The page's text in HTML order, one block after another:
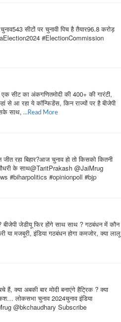
सीटों पर चुनावी पिच है तैयार96.8 करोड़
#ElectionCommission
सीट का अंकगणितमोदी की 400+ की गारंटी,
से आ रहा ये कॉन्फिडेंस, किन राज्यों पर है बीजेपी
साथ, ...Read More
रहा बिहार?आज चुनाव हो तो किसको कितनी
के साथ@TaritPrakash @JaiMrug
#biharpolitics #opinionpoll #bjp
जेडीयू फिर होंगे साथ साथ ? गठबंधन में कौन
या मजबूरी, इंडिया गठबंधन होगा कमजोर, क्या लालू
क्या अबकी बार मोदी बनाएंगे हैट्रिक ? क्या
लोकसभा चुनाव 2024चुनाव इंडिया
@bkchaudhary Subscribe